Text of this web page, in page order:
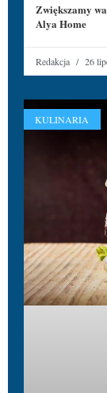
Zwiększamy
Alya Home
Redakcja 26
KULINARIA